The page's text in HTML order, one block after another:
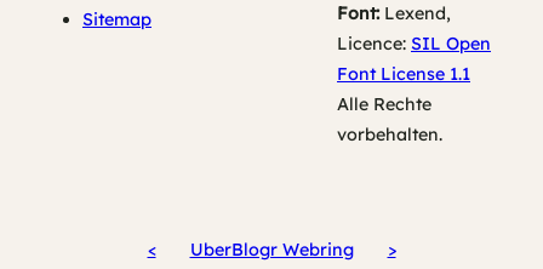
Sitemap
Font:Lexend,
Licence: SIL Open
Font License 1.1
Alle Rechte
vorbehalten.
< UberBlogr Webring >